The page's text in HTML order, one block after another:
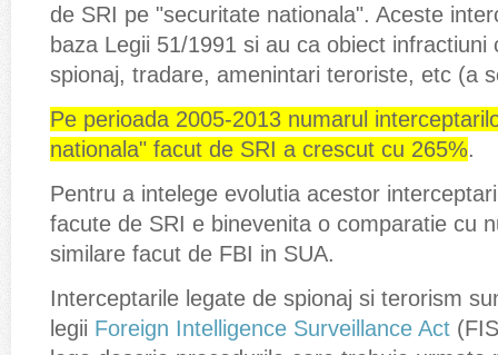
de SRI pe "securitate nationala". Aceste
baza Legii 51/1991 si au ca obiect infractiuni
spionaj, tradare, amenintari teroriste, etc (a
Pe perioada 2005-2013 numarul
nationala" facut de SRI a crescut cu 265%.
Pentru a intelege evolutia acestor
facute de SRI e binevenita o comparatie cu
similare facut de FBI in SUA.
Interceptarile legate de spionaj si terorism
legii Foreign Intelligence Surveillance Act